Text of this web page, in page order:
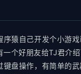
序猿自己开发个小游
一个好朋友给TJ君介
键盘操作，有简单的